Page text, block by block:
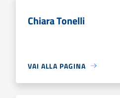
Chiara Tonelli
VAI ALLA PAGINA